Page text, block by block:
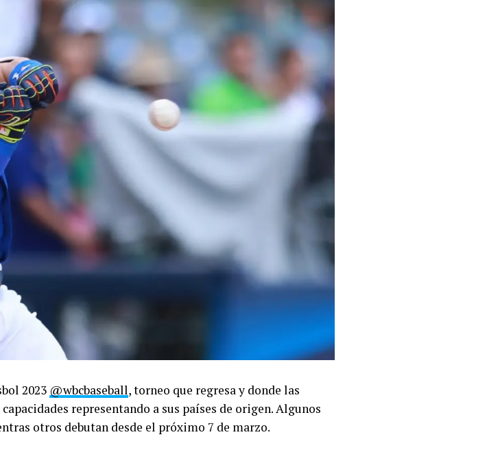
2023 @wbcbaseball, torneo que regresa y donde las
representando a sus países de origen. Algunos
otros debutan desde el próximo 7 de marzo.